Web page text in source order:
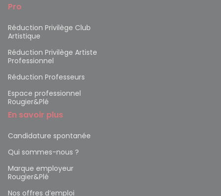
Pro
Réduction Privilège Club
Artistique
Réduction Privilège Artiste
Professionnel
Réduction Professeurs
Espace professionnel
Rougier&Plé
En savoir plus
Candidature spontanée
Qui sommes-nous ?
Marque employeur
Rougier&Plé
Nos offres d’emploi